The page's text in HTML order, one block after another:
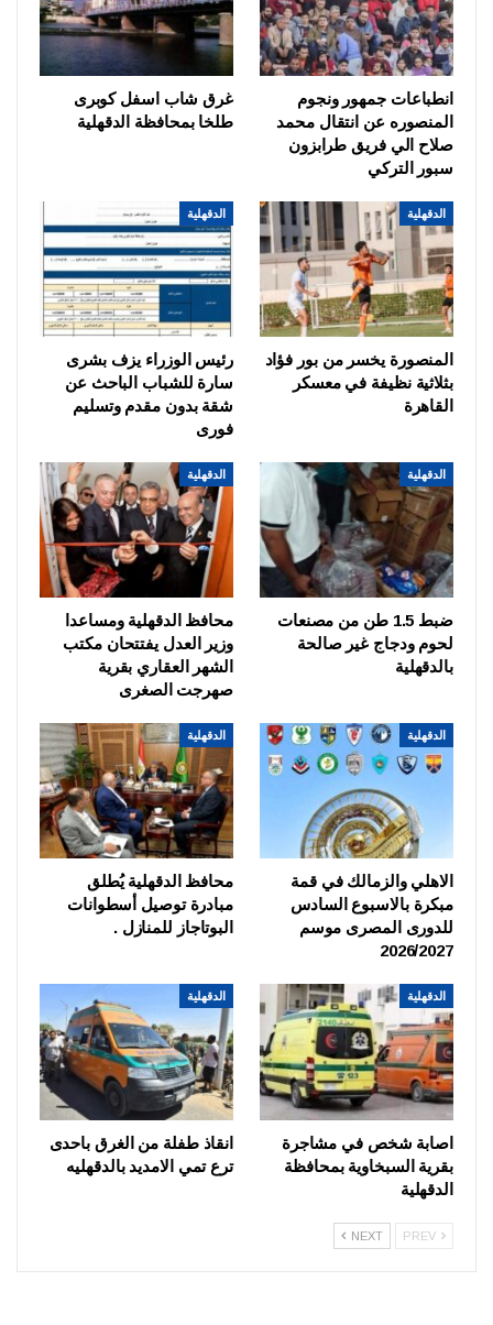
انطباعات جمهور ونجوم
المنصوره عن انتقال محمد
صلاح الي فريق طرابزون
سبور التركي
غرق شاب اسفل كوبرى
طلخا بمحافظة الدقهلية
الدقهلية
المنصورة يخسر من بور فؤاد
بثلاثية نظيفة في معسكر
القاهرة
الدقهلية
رئيس الوزراء يزف بشرى
سارة للشباب الباحث عن
شقة بدون مقدم وتسليم
فورى
الدقهلية
ضبط 1.5 طن من مصنعات
لحوم ودجاج غير صالحة
بالدقهلية
الدقهلية
محافظ الدقهلية ومساعدا
وزير العدل يفتتحان مكتب
الشهر العقاري بقرية
صهرجت الصغرى
الدقهلية
الاهلي والزمالك في قمة
مبكرة بالاسبوع السادس
للدورى المصرى موسم
2026/2027
الدقهلية
محافظ الدقهلية يُطلق
مبادرة توصيل أسطوانات
البوتاجاز للمنازل .
الدقهلية
اصابة شخص في مشاجرة
بقرية السبخاوية بمحافظة
الدقهلية
الدقهلية
انقاذ طفلة من الغرق باحدى
ترع تمي الامديد بالدقهليه
NEXT